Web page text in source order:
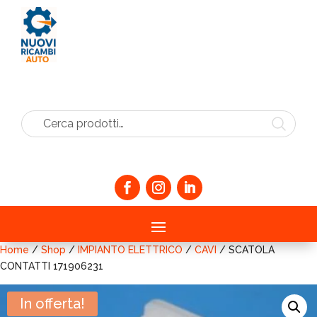
Cerca prodotti…
Home / Shop / IMPIANTO ELETTRICO / CAVI / SCATOLA
CONTATTI 171906231
In offerta!